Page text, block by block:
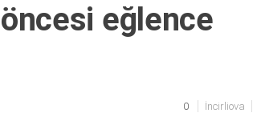
eğlence
0 İncirliova